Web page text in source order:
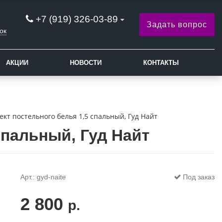
+7 (919) 326-03-89 Задать вопрос
АКЦИИ НОВОСТИ КОНТАКТЫ
постельного белья 1,5 спальный, Гуд Найт
Гуд Найт
Арт.: gyd-naite Под заказ
2 800 р.